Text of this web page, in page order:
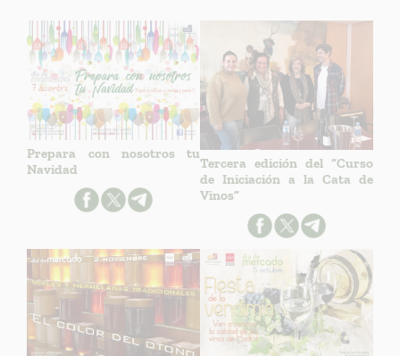
Prepara con nosotros tu
Navidad
Tercera edición del “Curso
de Iniciación a la Cata de
Vinos”